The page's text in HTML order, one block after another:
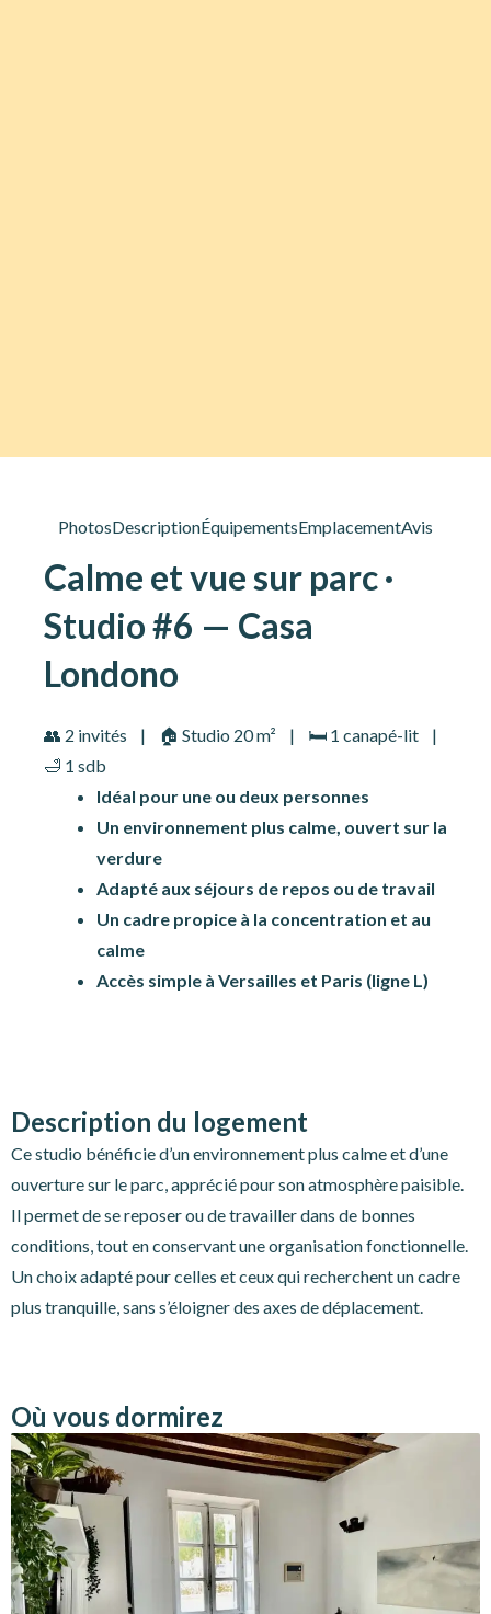
PhotosDescriptionÉquipementsEmplacementAvis
Calme et vue sur parc ·
Studio #6 — Casa
Londono
👥 2 invités | 🏠 Studio 20 m² | 🛏️ 1 canapé-lit |
🛁 1 sdb
Idéal pour une ou deux personnes
Un environnement plus calme, ouvert sur la
verdure
Adapté aux séjours de repos ou de travail
Un cadre propice à la concentration et au
calme
Accès simple à Versailles et Paris (ligne L)
Description du logement
Ce studio bénéficie d’un environnement plus calme et d’une
ouverture sur le parc, apprécié pour son atmosphère paisible.
Il permet de se reposer ou de travailler dans de bonnes
conditions, tout en conservant une organisation fonctionnelle.
Un choix adapté pour celles et ceux qui recherchent un cadre
plus tranquille, sans s’éloigner des axes de déplacement.
Où vous dormirez